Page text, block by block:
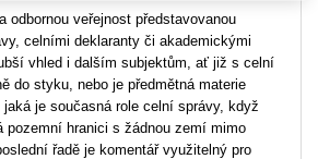
odbornou veřejnost představovanou
celními deklaranty či akademickými
vhled i dalším subjektům, ať již s celní
do styku, nebo je předmětná materie
je současná role celní správy, když
pozemní hranici s žádnou zemí mimo
řadě je komentář využitelný pro